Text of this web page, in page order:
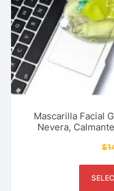
Mascarilla Facial
Nevera,
$